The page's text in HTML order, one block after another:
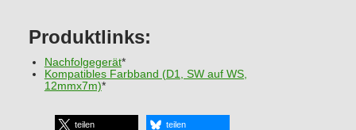
Produktlinks:
Nachfolgegerät*
Kompatibles Farbband (D1, SW auf WS,
12mmx7m)*
teilen teilen